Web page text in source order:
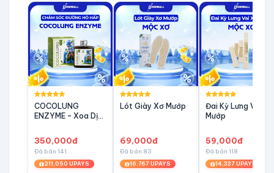
COCOLUNG
ENZYME – Xoa Dịu
Đường Hô Hấp
350,000đ
Đã bán 141
211,050 UPAYS
Lót Giày Xơ Mướp
69,000đ
Đã bán 83
16,767 UPAYS
Đai Kỳ Lưng Vai Xơ
Mướp
59,000đ
Đã bán 118
14,337 UPAYS